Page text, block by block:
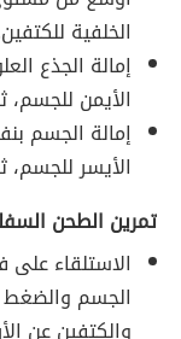
الخلفية
إمالة الجذع
الأيمن
إمالة الجسم
الأيسر
تمرين الطحن
الاستلقاء
الجسم والضغط
والكتفين عن